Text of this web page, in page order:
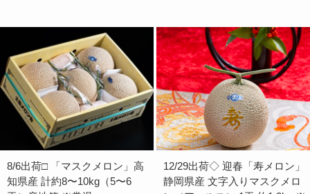
8/6出荷□ 「マスクメロン」高
知県産 計約8〜10kg（5〜6
12/29出荷◇ 迎春「寿メロン」
静岡県産 文字入りマスクメロ